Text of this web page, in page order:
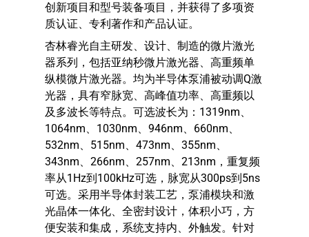
创新项目和型号装备项目，并获得了多项资
质认证、专利著作和产品认证。
杏林睿光自主研发、设计、制造的微片激光
器系列，包括亚纳秒微片激光器、高重频单
纵模微片激光器。均为半导体泵浦被动调Q激
光器，具有窄脉宽、高峰值功率、高重频以
及多波长等特点。可选波长为：1319nm、
1064nm、1030nm、946nm、660nm、
532nm、515nm、473nm、355nm、
343nm、266nm、257nm、213nm，重复频
率从1Hz到100kHz可选，脉宽从300ps到5ns
可选。采用半导体封装工艺，泵浦模块和激
光晶体一体化、全密封设计，体积小巧，方
便安装和集成，系统支持内、外触发。针对